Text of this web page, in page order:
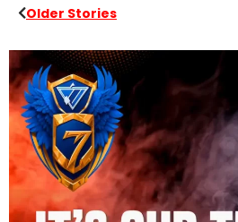
Older Stories